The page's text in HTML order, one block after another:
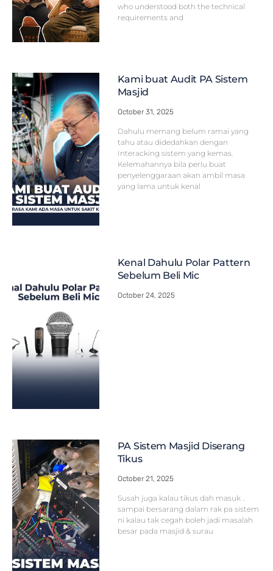
who understood both the technical
requirements and
Kami buat Audit PA Sistem
Masjid
October 31, 2025
Dahulu memang belum ramai yang
tahu atau didedahkan dengan
Interacking sistem yang kemas.
Kelemahannya bila perlu buat
penyelenggaraan akan ambil masa
yang lama untuk kenal
Kenal Dahulu Polar Pattern
Sebelum Beli Mic
October 24, 2025
PA Sistem Masjid Diserang
Tikus
October 21, 2025
Susah juga kalau tikus dah masuk ..
sampai bersarang dalam rak pa sistem
ni kalau tak cegah boleh jadi masalah
besar pada masjid & surau